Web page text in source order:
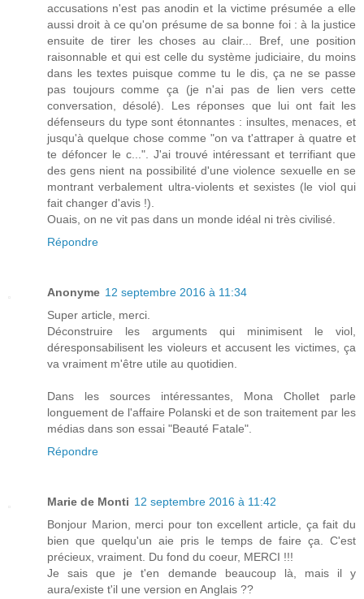
accusations n'est pas anodin et la victime présumée a elle
aussi droit à ce qu'on présume de sa bonne foi : à la justice
ensuite de tirer les choses au clair... Bref, une position
raisonnable et qui est celle du système judiciaire, du moins
dans les textes puisque comme tu le dis, ça ne se passe
pas toujours comme ça (je n'ai pas de lien vers cette
conversation, désolé). Les réponses que lui ont fait les
défenseurs du type sont étonnantes : insultes, menaces, et
jusqu'à quelque chose comme "on va t'attraper à quatre et
te défoncer le c...". J'ai trouvé intéressant et terrifiant que
des gens nient na possibilité d'une violence sexuelle en se
montrant verbalement ultra-violents et sexistes (le viol qui
fait changer d'avis !).
Ouais, on ne vit pas dans un monde idéal ni très civilisé.
Répondre
Anonyme 12 septembre 2016 à 11:34
Super article, merci.
Déconstruire les arguments qui minimisent le viol,
déresponsabilisent les violeurs et accusent les victimes, ça
va vraiment m'être utile au quotidien.
Dans les sources intéressantes, Mona Chollet parle
longuement de l'affaire Polanski et de son traitement par les
médias dans son essai "Beauté Fatale".
Répondre
Marie de Monti 12 septembre 2016 à 11:42
Bonjour Marion, merci pour ton excellent article, ça fait du
bien que quelqu'un aie pris le temps de faire ça. C'est
précieux, vraiment. Du fond du coeur, MERCI !!!
Je sais que je t'en demande beaucoup là, mais il y
aura/existe t'il une version en Anglais ??